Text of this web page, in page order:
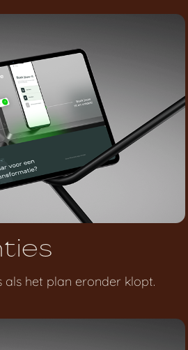
het plan eronder klopt.